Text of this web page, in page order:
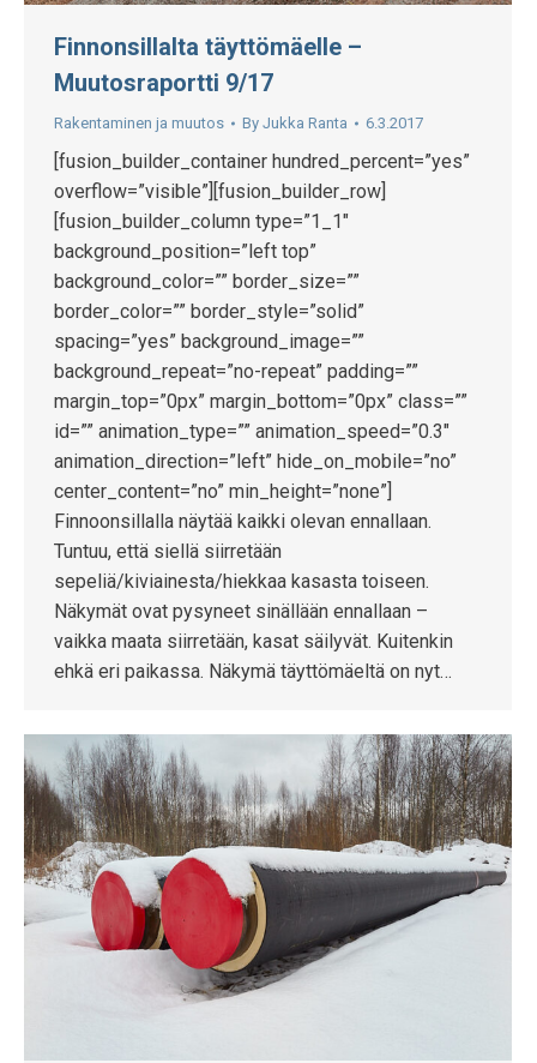
Finnonsillalta täyttömäelle –
Muutosraportti 9/17
Rakentaminen ja muutos By Jukka Ranta 6.3.2017
[fusion_builder_container hundred_percent=”yes”
overflow=”visible”][fusion_builder_row]
[fusion_builder_column type=”1_1″
background_position=”left top”
background_color=”” border_size=””
border_color=”” border_style=”solid”
spacing=”yes” background_image=””
background_repeat=”no-repeat” padding=””
margin_top=”0px” margin_bottom=”0px” class=””
id=”” animation_type=”” animation_speed=”0.3″
animation_direction=”left” hide_on_mobile=”no”
center_content=”no” min_height=”none”]
Finnoonsillalla näytää kaikki olevan ennallaan.
Tuntuu, että siellä siirretään
sepeliä/kiviainesta/hiekkaa kasasta toiseen.
Näkymät ovat pysyneet sinällään ennallaan –
vaikka maata siirretään, kasat säilyvät. Kuitenkin
ehkä eri paikassa. Näkymä täyttömäeltä on nyt…